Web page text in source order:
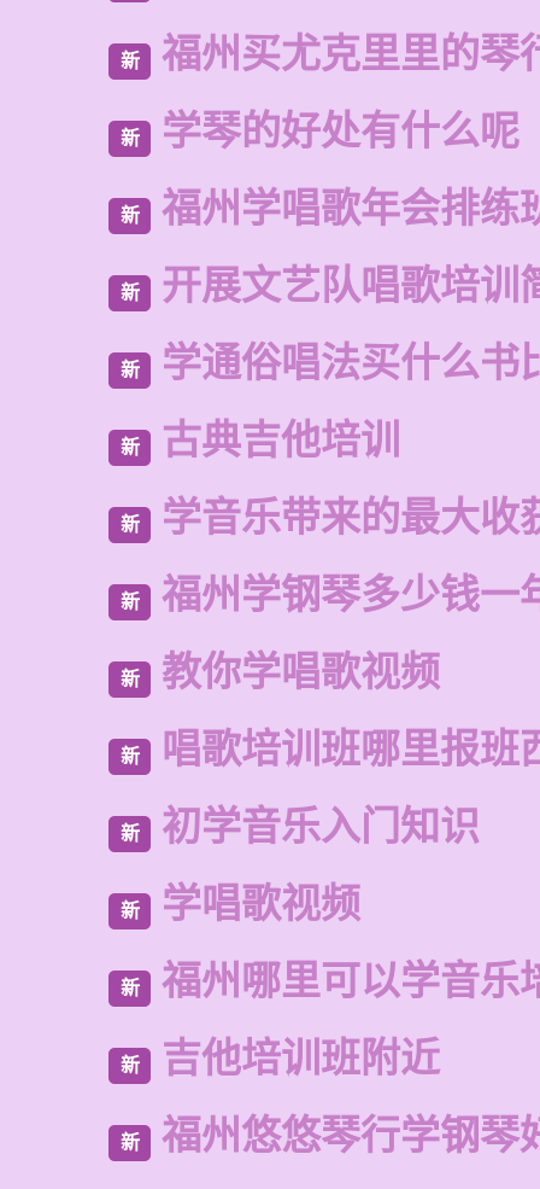
新 福州买尤克里里的琴
新 学琴的好处有什么呢
新 福州学唱歌年会排练
新 开展文艺队唱歌培训
新 学通俗唱法买什么书
新 古典吉他培训
新 学音乐带来的最大收
新 福州学钢琴多少钱一
新 教你学唱歌视频
新 唱歌培训班哪里报班
新 初学音乐入门知识
新 学唱歌视频
新 福州哪里可以学音乐
新 吉他培训班附近
新 福州悠悠琴行学钢琴